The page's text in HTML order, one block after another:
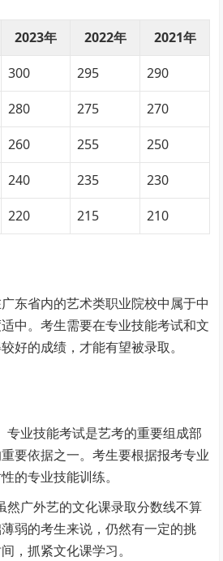
2023年 2022年
2021年
300 295
290
280 275
270
260 255
250
240 235
230
220 215 210
东省内的艺术类职业院校中属于中
中。考生需要在专业技能考试和文
好的成绩，才能有望被录取。
专业技能考试是艺考的重要组成部
要依据之一。考生要根据报考专业
的专业技能训练。
然广外艺的文化课录取分数线不算
弱的考生来说，仍然有一定的挑
，抓紧文化课学习。